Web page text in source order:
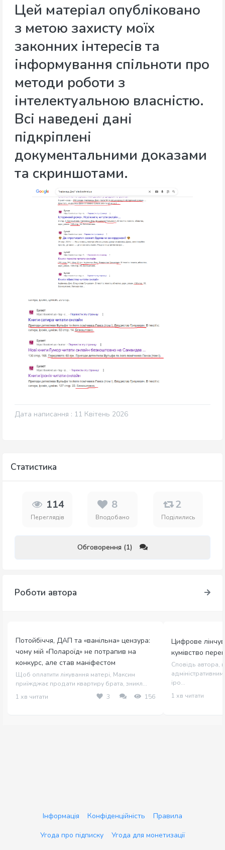
Цей матеріал опубліковано
з метою захисту моїх
законних інтересів та
інформування спільноти про
методи роботи з
інтелектуальною власністю.
Всі наведені дані
підкріплені
документальними доказами
та скриншотами.
Дата написання : 11 Квітень 2026
Статистика
114
Переглядів
8
Вподобано
2
Поділились
Обговорення (1)
Роботи автора
Потойбіччя, ДАП та «ванільна» цензура:
чому мій «Полароїд» не потрапив на
конкурс, але став маніфестом
Щоб оплатити лікування матері, Максим
приїжджає продати квартиру брата, зникл...
1 хв читати
3 156
Цифрове
кумівство
Сповідь автора,
іро...
1 хв читати
Інформація Конфіденційність
Правила
Угода про підписку
Угода для монетизації